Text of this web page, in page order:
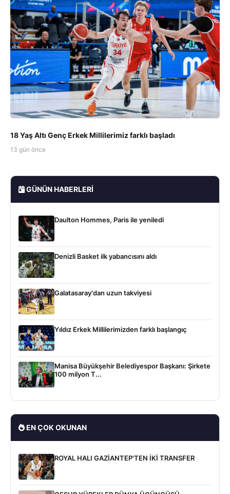
18 Yaş Altı Genç Erkek Millilerimiz farklı başladı
13 gün önce
GÜNÜN HABERLERI
Daulton Hommes, Paris ile yeniledi
Denizli Basket ilk yabancısını aldı
Galatasaray'dan uzun takviyesi
Yıldız Erkek Millilerimizden farklı başlangıç
Manisa Büyükşehir Belediyespor Başkanı: Şirkete
100 milyon T...
EN ÇOK OKUNAN
ROYAL HALI GAZİANTEP'TEN İKİ TRANSFER